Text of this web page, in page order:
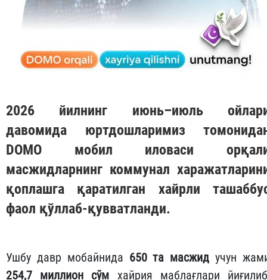
2026 йилнинг июнь–июль
давомида юртдошларимиз
DOMO мобил иловаси
масжидларнинг коммунал
қоплашга қаратилган хайрли
фаол қўллаб-қувватланди.
Ушбу давр мобайнида 650 та масжид учун
254,7 миллион сўм хайрия маблағлари